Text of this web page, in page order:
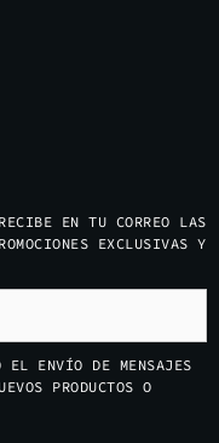
EN TU CORREO LAS
EXCLUSIVAS Y
EL ENVÍO DE MENSAJES
PRODUCTOS O